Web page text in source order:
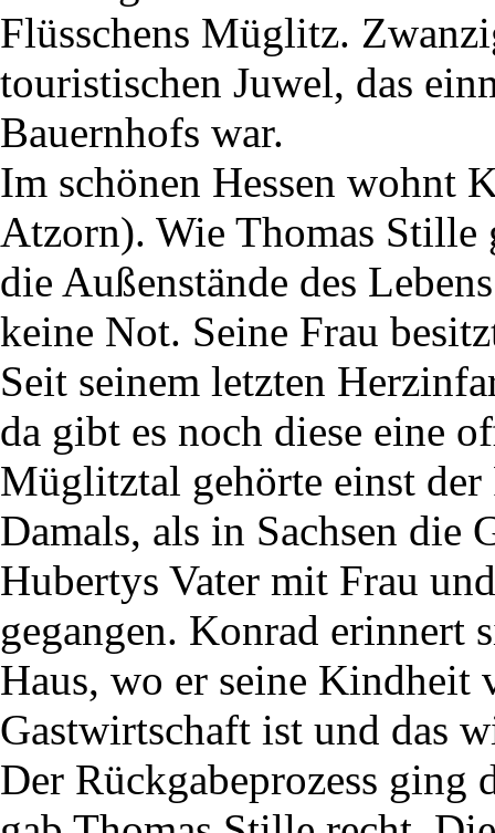
Flüsschens Müglitz.
touristischen Juwel, das
Bauernhofs war.
Im schönen Hessen wohnt
Atzorn). Wie Thomas Stille
die Außenstände des
keine Not. Seine Frau
Seit seinem letzten
da gibt es noch diese eine
Müglitztal gehörte einst
Damals, als in Sachsen die
Hubertys Vater mit Frau
gegangen. Konrad erinnert
Haus, wo er seine Kindheit
Gastwirtschaft ist und das
Der Rückgabeprozess ging